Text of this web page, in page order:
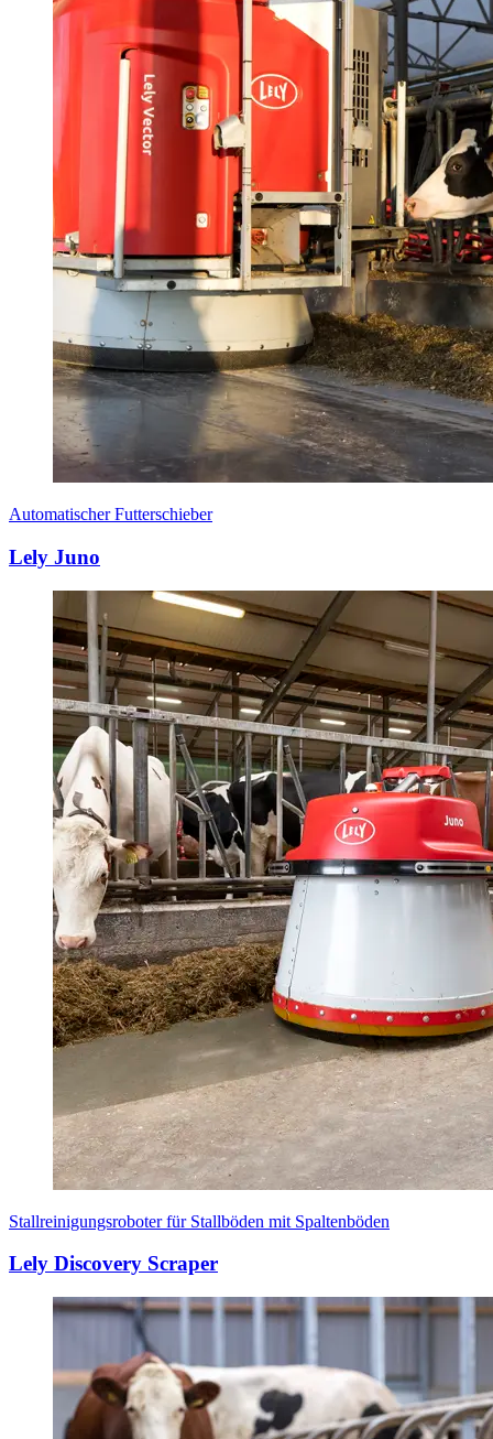
Automatischer Futterschieber
Lely Juno
Stallreinigungsroboter für Stallböden mit Spaltenböden
Lely Discovery Scraper